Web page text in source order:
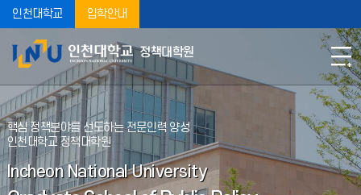
인천대학교 입학안내
정책대학원
핵심 정책분야를 선도하는 전문인력 양성
인천대학교 정책대학원
Incheon National University